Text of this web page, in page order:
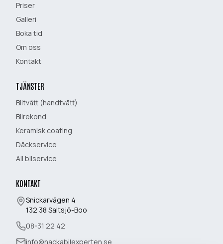
Priser
Galleri
Boka tid
Om oss
Kontakt
TJÄNSTER
Biltvätt (handtvätt)
Bilrekond
Keramisk coating
Däckservice
All bilservice
KONTAKT
Snickarvägen 4
132 38 Saltsjö-Boo
08-31 22 42
info@nackabilexperten.se